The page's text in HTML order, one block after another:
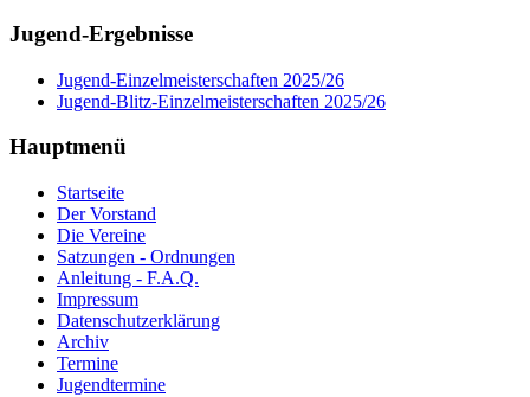
Jugend-Ergebnisse
Jugend-Einzelmeisterschaften 2025/26
Jugend-Blitz-Einzelmeisterschaften 2025/26
Hauptmenü
Startseite
Der Vorstand
Die Vereine
Satzungen - Ordnungen
Anleitung - F.A.Q.
Impressum
Datenschutzerklärung
Archiv
Termine
Jugendtermine